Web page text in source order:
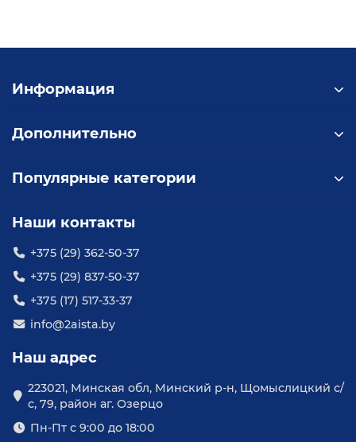
дереву или эмалями по металлу. Белые
строительных красок: фасадных, акриловых или
латексных, а также водоэмульсионных красок и
используют для вязких красок, огнезащитных и
Информация
Дополнительно
Популярные категории
Наши контакты
+375 (29) 362-50-37
+375 (29) 837-50-37
+375 (17) 517-33-37
info@2aista.by
Наш адрес
223021, Минская обл, Минский р-н, Щомыслицкий с/
с, 79, район аг. Озерцо
Пн-Пт с 9:00 до 18:00